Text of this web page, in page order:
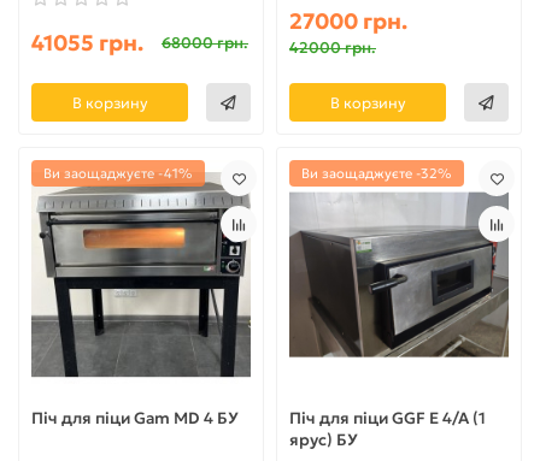
41055 грн. 68000 грн.
В корзину
27000 грн.
42000 грн.
В корзину
Ви заощаджуєте -41%
Піч для піци Gam MD 4 БУ
Ви заощаджуєте -32%
Піч для піци GGF E 4/A (1
ярус) БУ